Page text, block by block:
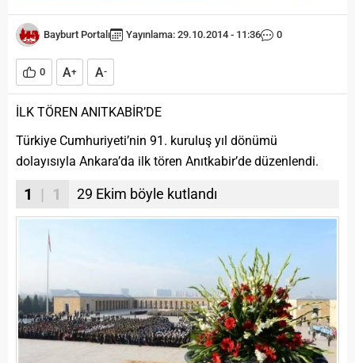
Bayburt Portalı Yayınlama: 29.10.2014 - 11:36 0
0 A+ A-
İLK TÖREN ANITKABİR’DE
Türkiye Cumhuriyeti’nin 91. kuruluş yıl dönümü
dolayısıyla Ankara’da ilk tören Anıtkabir’de düzenlendi.
1 | 1 29 Ekim böyle kutlandı